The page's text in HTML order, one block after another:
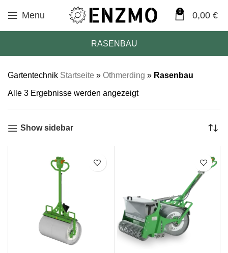
Menu 0 0,00 €
RASENBAU
Gartentechnik Startseite » Othmerding » Rasenbau
Alle 3 Ergebnisse werden angezeigt
Show sidebar